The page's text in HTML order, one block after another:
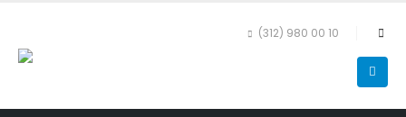
(312) 980 00 10